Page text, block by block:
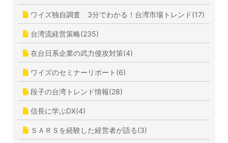
ワイズ独自調査 3分でわかる！台湾市場トレンド(17)
台湾流経営策略(235)
在台日系企業の武力侵攻対策(4)
ワイズのセミナーリポート(6)
段子の台湾トレンド情報(28)
信長に学ぶDX(4)
ＳＡＲＳを経験した経営者が語る(3)